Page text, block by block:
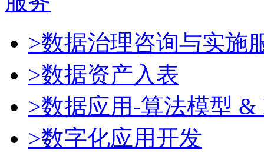
>数据治理咨询与实施
>数据资产入表
>数据应用-算法模型 &
>数字化应用开发